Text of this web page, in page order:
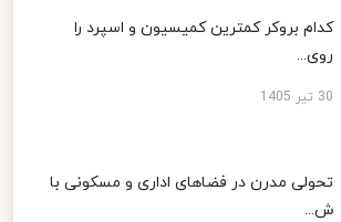
کدام بروکر کمترین کمیسیون و اسپرد را
روی...
30 تیر 1405
تحولی مدرن در فضاهای اداری و مسکونی با
ش...